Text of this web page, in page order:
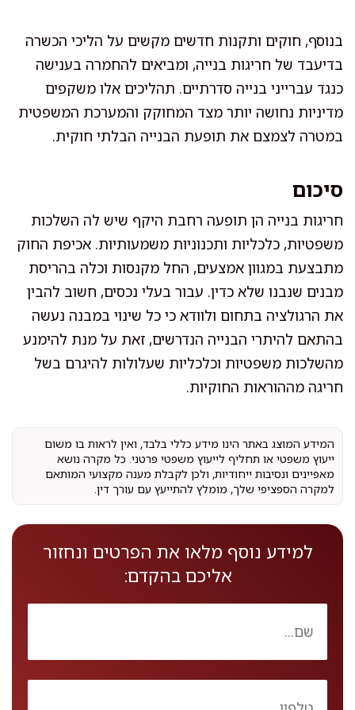
בנוסף, חוקים ותקנות חדשים מקשים על הליכי הכשרה
בדיעבד של חריגות בנייה, ומביאים להחמרה בענישה
כנגד עברייני בנייה סדרתיים. תהליכים אלו משקפים
מדיניות נחושה יותר מצד המחוקק והמערכת המשפטית
במטרה לצמצם את תופעת הבנייה הבלתי חוקית.
סיכום
חריגות בנייה הן תופעה רחבת היקף שיש לה השלכות
משפטיות, כלכליות ותכנוניות משמעותיות. אכיפת החוק
מתבצעת במגוון אמצעים, החל מקנסות וכלה בהריסת
מבנים שנבנו שלא כדין. עבור בעלי נכסים, חשוב להבין
את הרגולציה בתחום ולוודא כי כל שינוי במבנה נעשה
בהתאם להיתרי הבנייה הנדרשים, זאת על מנת להימנע
מהשלכות משפטיות וכלכליות שעלולות להיגרם בשל
חריגה מההוראות החוקיות.
המידע המוצג באתר הינו מידע כללי בלבד, ואין לראות בו משום
ייעוץ משפטי או תחליף לייעוץ משפטי פרטני. כל מקרה נושא
מאפיינים ונסיבות ייחודיות, ולכן לקבלת מענה מקצועי המותאם
למקרה הספציפי שלך, מומלץ להתייעץ עם עורך דין.
למידע נוסף מלאו את הפרטים ונחזור
אליכם בהקדם: